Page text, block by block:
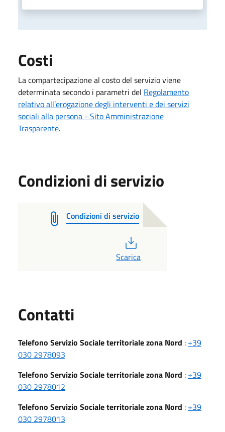
Costi
La compartecipazione al costo del servizio viene
determinata secondo i parametri del Regolamento
relativo all’erogazione degli interventi e dei servizi
sociali alla persona - Sito Amministrazione
Trasparente.
Condizioni di servizio
Condizioni di servizio
Scarica
Contatti
Telefono Servizio Sociale territoriale zona Nord : +39
030 2978093
Telefono Servizio Sociale territoriale zona Nord : +39
030 2978012
Telefono Servizio Sociale territoriale zona Nord : +39
030 2978013